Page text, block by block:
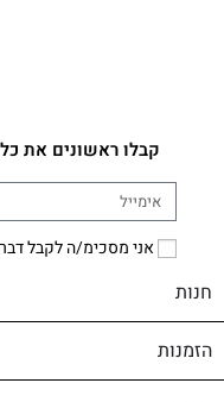
קבלו ראשונים את
אני מסכימ/ה לקבל
חנות
הזמנות